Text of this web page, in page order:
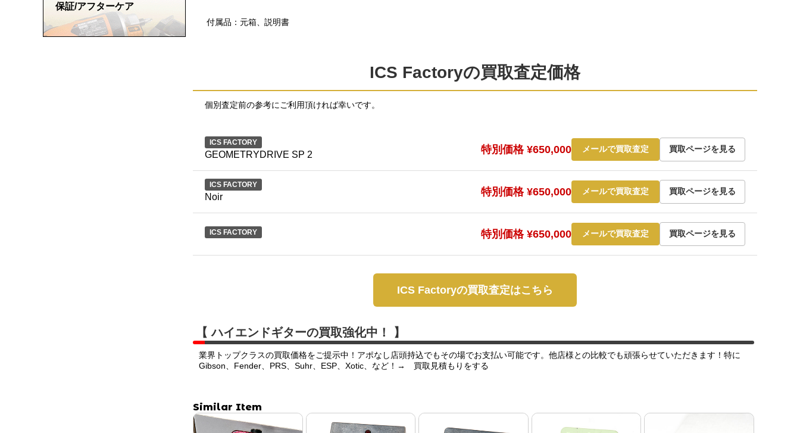
付属品：元箱、説明書
ICS Factoryの買取査定価格
個別査定前の参考にご利用頂ければ幸いです。
ICS FACTORY
GEOMETRYDRIVE SP 2 特別価格 ¥650,000 メールで買取査定 買取ページを見る
ICS FACTORY
Noir 特別価格 ¥650,000 メールで買取査定 買取ページを見る
ICS FACTORY 特別価格 ¥650,000 メールで買取査定 買取ページを見る
ICS Factoryの買取査定はこちら
【 ハイエンドギターの買取強化中！ 】
業界トップクラスの買取価格をご提示中！アポなし店頭持込でもその場でお支払い可能です。他店様との比較でも頑張らせていただきます！特に
Gibson、Fender、PRS、Suhr、ESP、Xotic、など！→ 買取見積もりをする
Similar Item
保証/アフターケア